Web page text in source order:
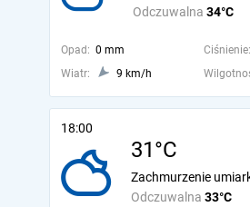
Odczuwalna 34°C
Opad: 0 mm Ciśnienie:
Wiatr:
9 km/h
18:00
31°C
Odczuwalna 33°C
Zachmurzenie